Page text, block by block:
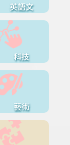
英語文
科技
藝術